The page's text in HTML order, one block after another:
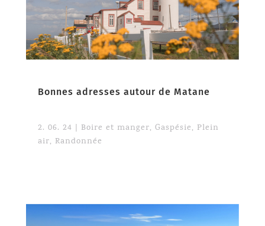
Bonnes adresses autour de Matane
2. 06. 24 | Boire et manger, Gaspésie, Plein
air, Randonnée